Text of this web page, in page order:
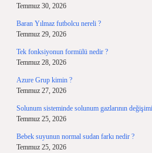
Temmuz 30, 2026
Baran Yılmaz futbolcu nereli ?
Temmuz 29, 2026
Tek fonksiyonun formülü nedir ?
Temmuz 28, 2026
Azure Grup kimin ?
Temmuz 27, 2026
Solunum sisteminde solunum gazlarının
Temmuz 25, 2026
Bebek suyunun normal sudan farkı nedir ?
Temmuz 25, 2026